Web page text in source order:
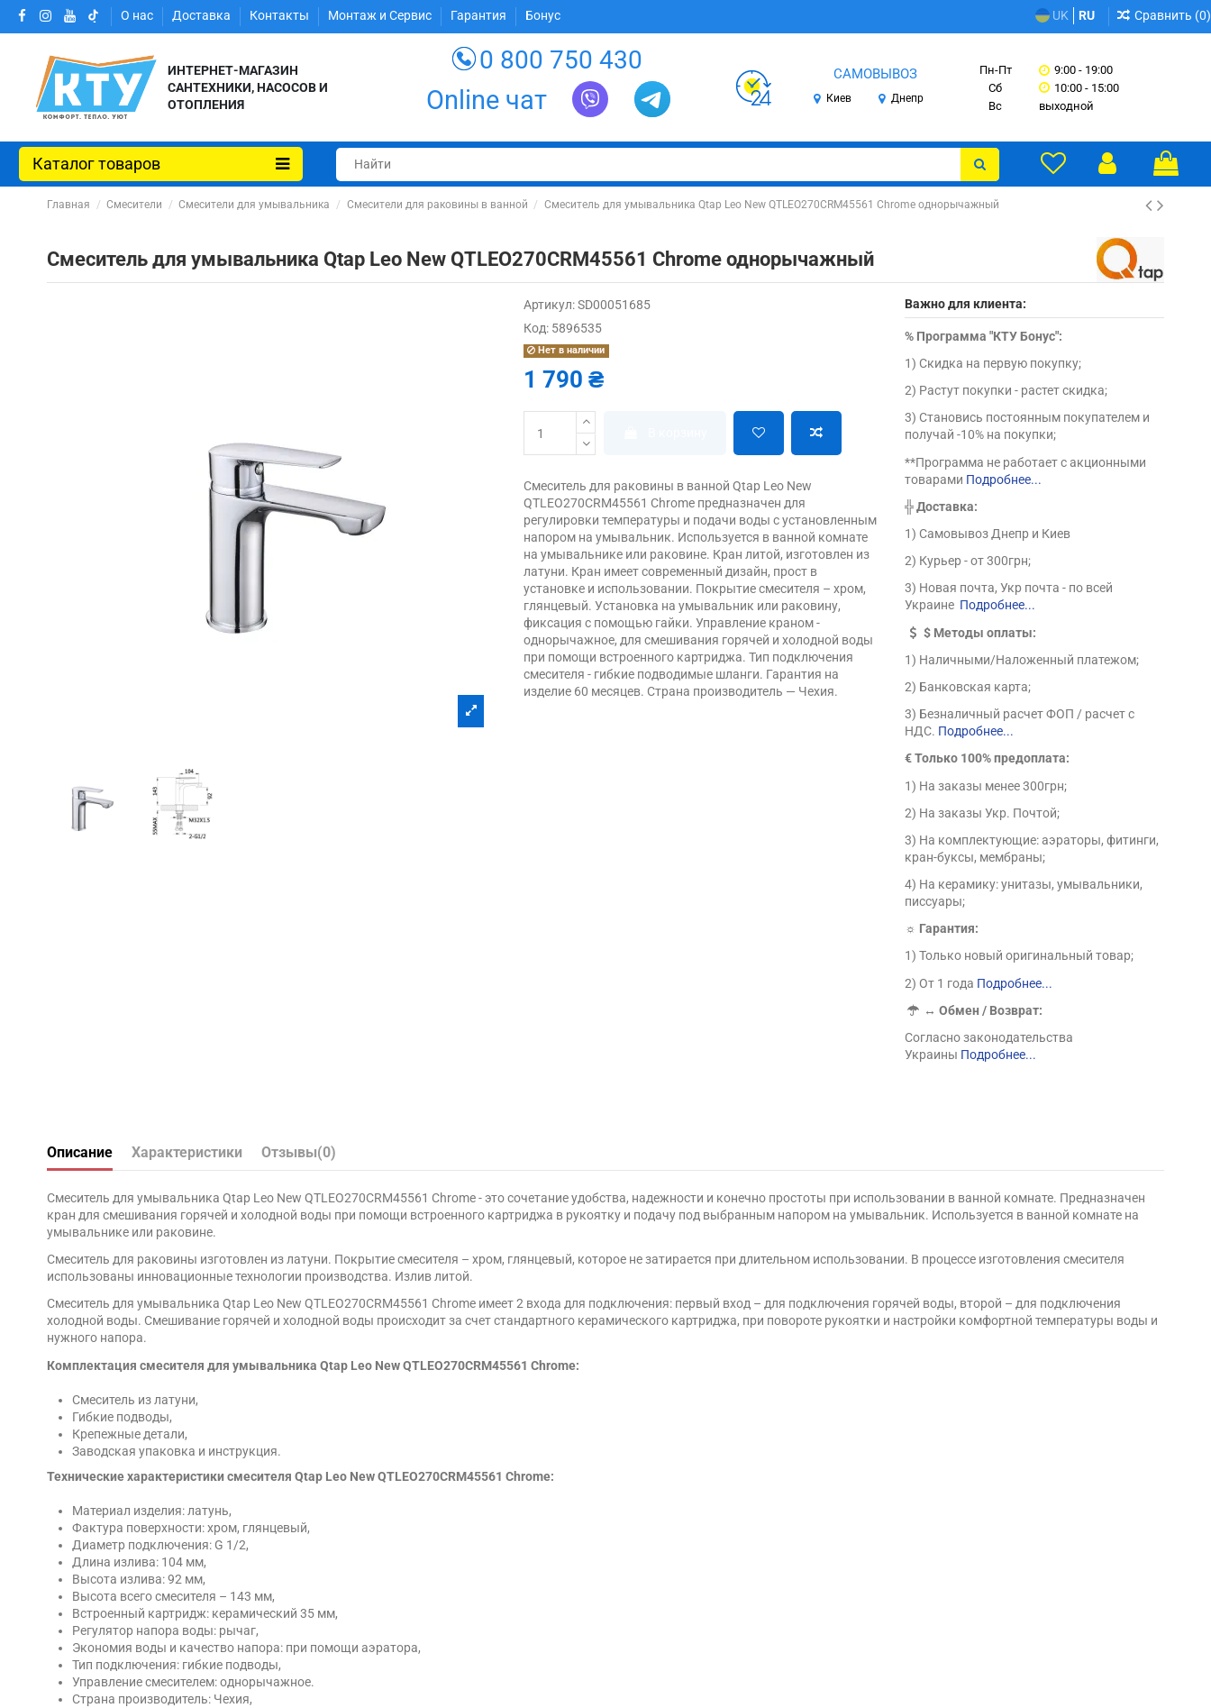
О нас Доставка Контакты Монтаж и Сервис Гарантия Бонус UK RU Сравнить (0)
ИНТЕРНЕТ-МАГАЗИН
САНТЕХНИКИ, НАСОСОВ И
ОТОПЛЕНИЯ
0 800 750 430
Online чат
САМОВЫВОЗ
Киев Днепр
Пн-Пт
Сб
Вс
9:00 - 19:00
10:00 - 15:00
выходной
Каталог товаров
Главная Смесители Смесители для умывальника Смесители для раковины в ванной Смеситель для умывальника Qtap Leo New QTLEO270CRM45561 Chrome однорычажный
Смеситель для умывальника Qtap Leo New QTLEO270CRM45561 Chrome однорычажный
Артикул:SD00051685
Код: 5896535
Нет в наличии
1 790 ₴
Смеситель для раковины в ванной Qtap Leo New
QTLEO270CRM45561 Chrome предназначен для
регулировки температуры и подачи воды с установленным
напором на умывальник. Используется в ванной комнате
на умывальнике или раковине. Кран литой, изготовлен из
латуни. Кран имеет современный дизайн, прост в
установке и использовании. Покрытие смесителя – хром,
глянцевый. Установка на умывальник или раковину,
фиксация с помощью гайки. Управление краном -
однорычажное, для смешивания горячей и холодной воды
при помощи встроенного картриджа. Тип подключения
смесителя - гибкие подводимые шланги. Гарантия на
изделие 60 месяцев. Страна производитель — Чехия.
Важно для клиента:
% Программа "КТУ Бонус":
1) Скидка на первую покупку;
2) Растут покупки - растет скидка;
3) Становись постоянным покупателем и
получай -10% на покупки;
**Программа не работает с акционными
товарами Подробнее...
╬Доставка:
1) Самовывоз Днепр и Киев
2) Курьер - от 300грн;
3) Новая почта, Укр почта - по всей
Украине Подробнее...
$ Методы оплаты:
1) Наличными/Наложенный платежом;
2) Банковская карта;
3) Безналичный расчет ФОП / расчет с
НДС. Подробнее...
€ Только 100% предоплата:
1) На заказы менее 300грн;
2) На заказы Укр. Почтой;
3) На комплектующие: аэраторы, фитинги,
кран-буксы, мембраны;
4) На керамику: унитазы, умывальники,
писсуары;
☼ Гарантия:
1) Только новый оригинальный товар;
2) От 1 года Подробнее...
↔Обмен / Возврат:
Согласно законодательства
Украины Подробнее...
Описание Характеристики Отзывы(0)
Смеситель для умывальника Qtap Leo New QTLEO270CRM45561 Chrome - это сочетание удобства, надежности и конечно простоты при использовании в ванной комнате. Предназначен
кран для смешивания горячей и холодной воды при помощи встроенного картриджа в рукоятку и подачу под выбранным напором на умывальник. Используется в ванной комнате на
умывальнике или раковине.
Смеситель для раковины изготовлен из латуни. Покрытие смесителя – хром, глянцевый, которое не затирается при длительном использовании. В процессе изготовления смесителя
использованы инновационные технологии производства. Излив литой.
Смеситель для умывальника Qtap Leo New QTLEO270CRM45561 Chrome имеет 2 входа для подключения: первый вход – для подключения горячей воды, второй – для подключения
холодной воды. Смешивание горячей и холодной воды происходит за счет стандартного керамического картриджа, при повороте рукоятки и настройки комфортной температуры воды и
нужного напора.
Комплектация смесителя для умывальника Qtap Leo New QTLEO270CRM45561 Chrome:
Смеситель из латуни,
Гибкие подводы,
Крепежные детали,
Заводская упаковка и инструкция.
Технические характеристики смесителя Qtap Leo New QTLEO270CRM45561 Chrome:
Материал изделия: латунь,
Фактура поверхности: хром, глянцевый,
Диаметр подключения: G 1/2,
Длина излива: 104 мм,
Высота излива: 92 мм,
Высота всего смесителя – 143 мм,
Встроенный картридж: керамический 35 мм,
Регулятор напора воды: рычаг,
Экономия воды и качество напора: при помощи аэратора,
Тип подключения: гибкие подводы,
Управление смесителем: однорычажное.
Страна производитель: Чехия,